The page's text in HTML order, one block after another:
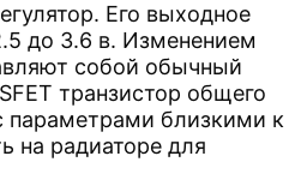
Его выходное
до 3.6 в. Изменением
собой обычный
транзистор общего
параметрами близкими к
на радиаторе для